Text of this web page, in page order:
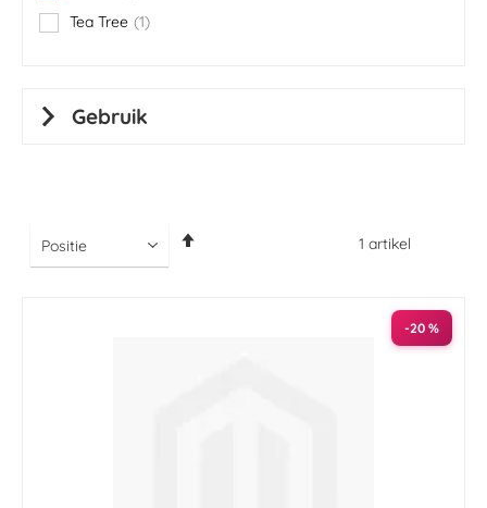
1 artikel
-20 %
Tea Tree 1
item
Gebruik